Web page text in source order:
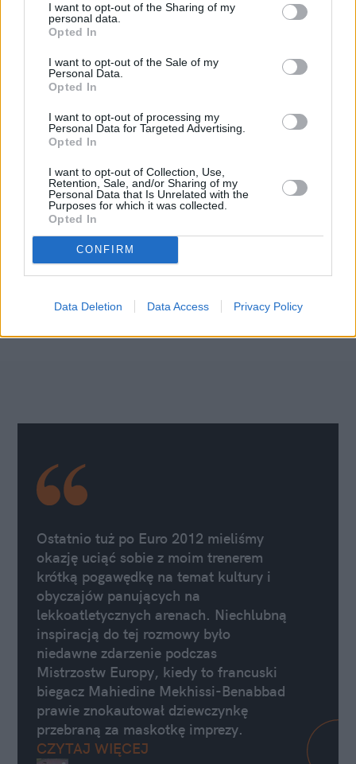
I want to opt-out of the Sharing of my
personal data.
Opted In
I want to opt-out of the Sale of my
Personal Data.
Opted In
I want to opt-out of processing my
Personal Data for Targeted Advertising.
Opted In
I want to opt-out of Collection, Use,
Retention, Sale, and/or Sharing of my
Personal Data that Is Unrelated with the
Purposes for which it was collected.
Opted In
CONFIRM
Data Deletion Data Access Privacy Policy
Ostatnio tuż po Euro 2012 mieliśmy
okazję uciąć sobie z moim trenerem
krótką pogawędkę na temat kultury i
obyczajów panujących na
lekkoatletycznych arenach. Niechlubną
inspiracją do tej rozmowy było
niedawne zdarzenie podczas
Mistrzostw Europy, kiedy to francuski
biegacz Mahiedine Mekhissi-Benabbad
prawie znokautował dziewczynkę
przebraną za maskotkę imprezy.
CZYTAJ WIĘCEJ